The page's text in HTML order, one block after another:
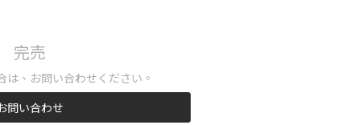
完売
は、お問い合わせください。
問い合わせ